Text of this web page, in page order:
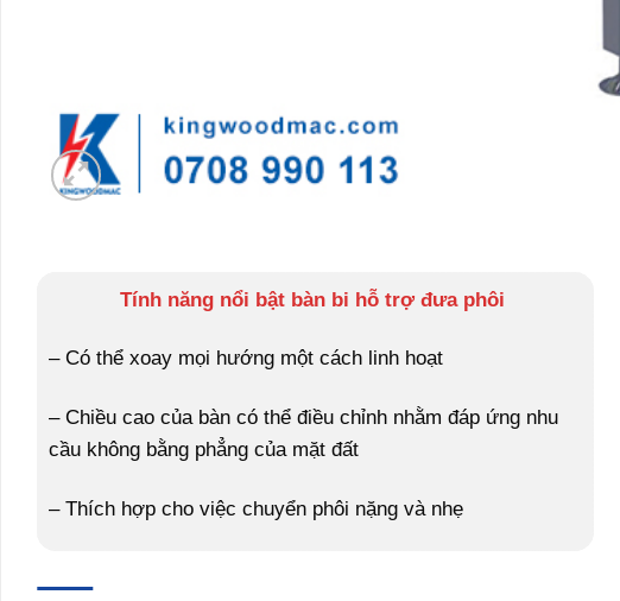
Tính năng nổi bật bàn bi hỗ trợ đưa phôi
– Có thể xoay mọi hướng một cách linh hoạt
– Chiều cao của bàn có thể điều chỉnh nhằm đáp ứng nhu
cầu không bằng phẳng của mặt đất
– Thích hợp cho việc chuyển phôi nặng và nhẹ